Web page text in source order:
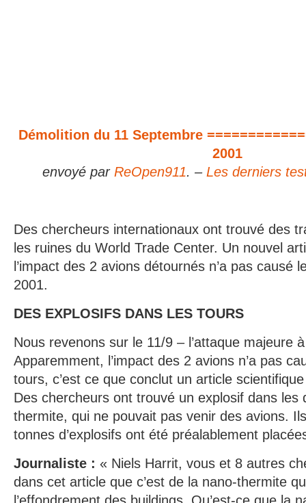
Démolition du 11 Septembre
2001
envoyé parReOpen911. –Les derniers
Des chercheurs internationaux ont trouvé des
les ruines du World Trade Center. Un nouvel
l’impact des 2 avions détournés n’a pas causé
2001.
DES EXPLOSIFS DANS LES TOURS
Nous revenons sur le 11/9 – l’attaque majeure
Apparemment, l’impact des 2 avions n’a pas
tours, c’est ce que conclut un article
Des chercheurs ont trouvé un explosif dans les
thermite, qui ne pouvait pas venir des avions.
tonnes d’explosifs ont été préalablement
Journaliste : « Niels Harrit, vous et 8 autres
dans cet article que c’est de la nano-thermite